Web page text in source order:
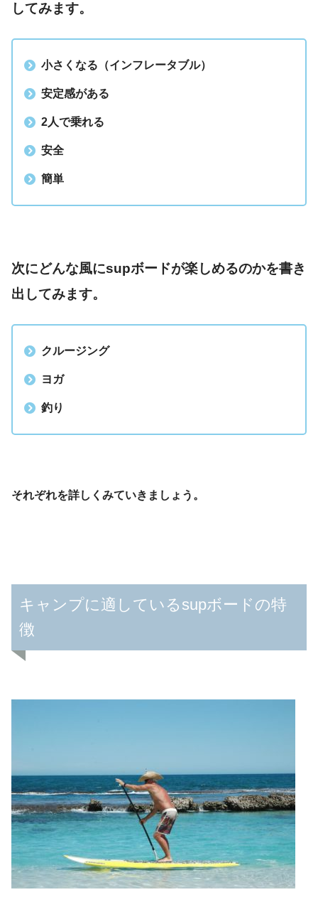
してみます。
小さくなる（インフレータブル）
安定感がある
2人で乗れる
安全
簡単
次にどんな風にsupボードが楽しめるのかを書き
出してみます。
クルージング
ヨガ
釣り
それぞれを詳しくみていきましょう。
キャンプに適しているsupボードの特
徴